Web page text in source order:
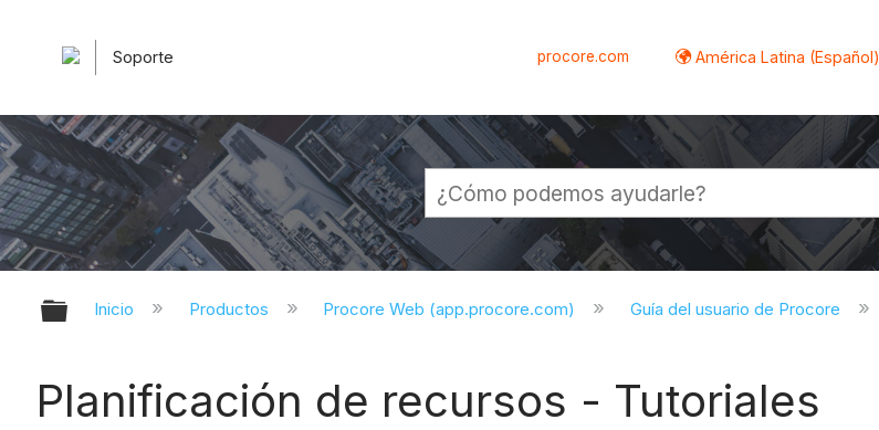
Soporte procore.com América Latina (Español)
Expandir/contraer jerarquía global
Inicio Productos Procore Web (app.procore.com) Guía del usuario de Procore
Planificación de recursos - Tutoriales